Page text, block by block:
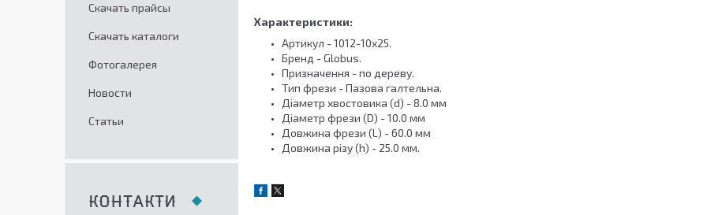
Характеристики:
Артикул - 1012-10x25.
Бренд - Globus.
Призначення - по дереву.
Тип фрези - Пазова галтельна.
Діаметр хвостовика (d) - 8.0 мм
Діаметр фрези (D) - 10.0 мм
Довжина фрези (L) - 60.0 мм
Довжина різу (h) - 25.0 мм.
Скачать прайсы
Скачать каталоги
Фотогалерея
Новости
Статьи
КОНТАКТИ